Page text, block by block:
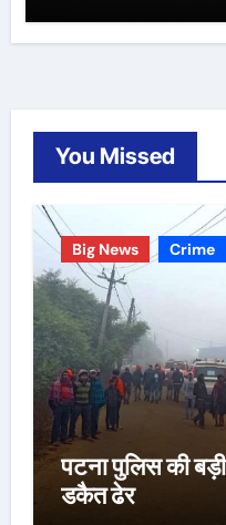
You Missed
Big News Crime
पटना पुलिस की
डकैत ढेर